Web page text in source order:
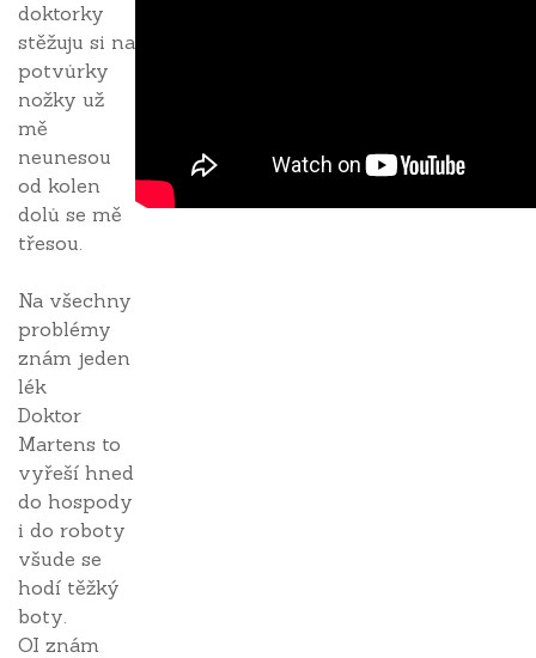
doktorky
stěžuju si na
potvůrky
nožky už
mě
neunesou
od kolen
dolů se mě
třesou.
Na všechny
problémy
znám jeden
lék
Doktor
Martens to
vyřeší hned
do hospody
i do roboty
všude se
hodí těžký
boty.
OI znám